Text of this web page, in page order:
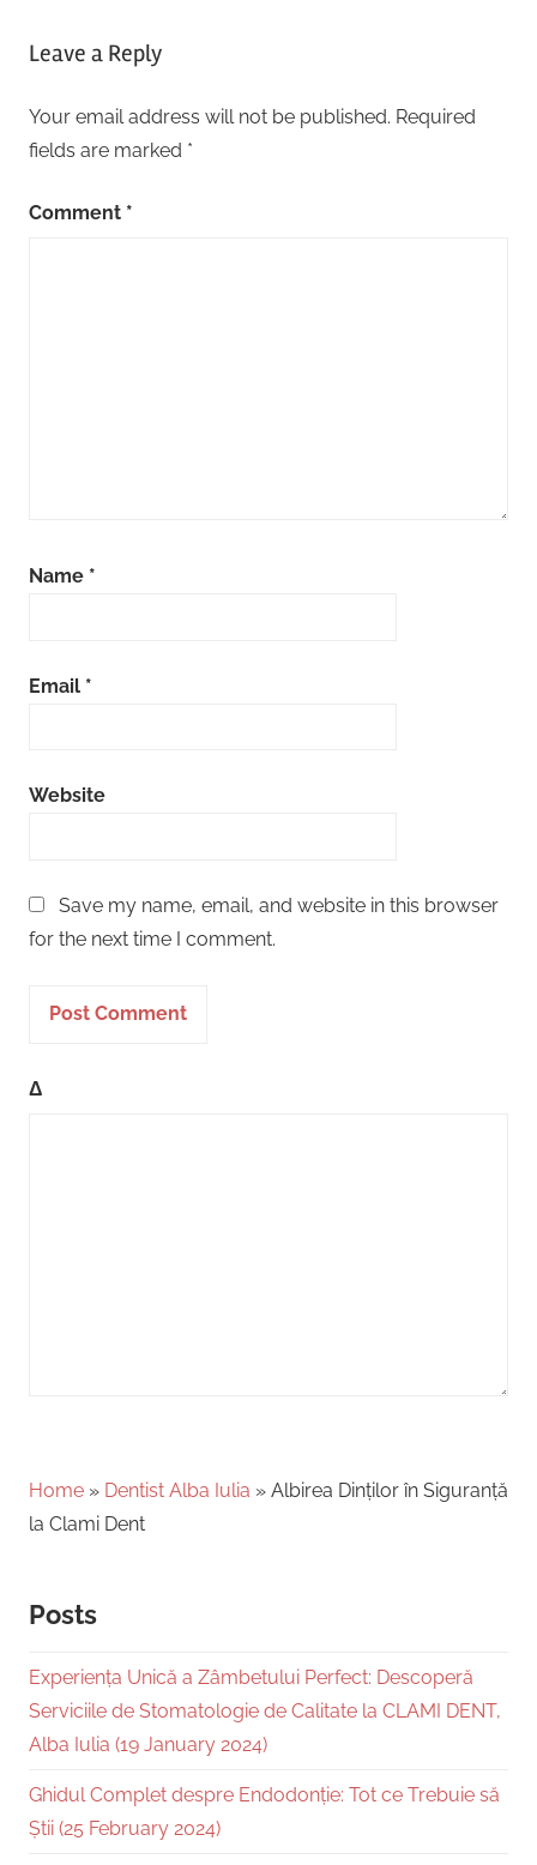
Leave a Reply
Your email address will not be published. Required
fields are marked *
Comment *
Name *
Email *
Website
Save my name, email, and website in this browser
for the next time I comment.
Δ
Home » Dentist Alba Iulia » Albirea Dinților în Siguranță
la Clami Dent
Posts
Experiența Unică a Zâmbetului Perfect: Descoperă
Serviciile de Stomatologie de Calitate la CLAMI DENT,
Alba Iulia (19 January 2024)
Ghidul Complet despre Endodonție: Tot ce Trebuie să
Știi (25 February 2024)